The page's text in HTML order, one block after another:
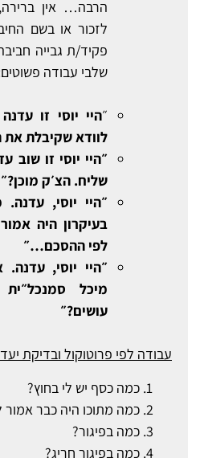
הרבה… אין
לזכור או בשם
פקיד/ת גבייה
שלבי עבודה
״היי יוסי זו
לוודא שקיבלת
״היי יוסי זו שוב
שליח. הצ׳ק מוכן?״
״היי יוסי,
בעיקרון היה
לפי ההסכם…״
״היי יוסי,
מיכל
עושים?״
עבודה לפי פרוטוקול ובדיקת
כמה כסף יש לי בחוץ?
כמה מתוכו היה כבר אמור
כמה בפיגור?
כמה בפיגור חריג?